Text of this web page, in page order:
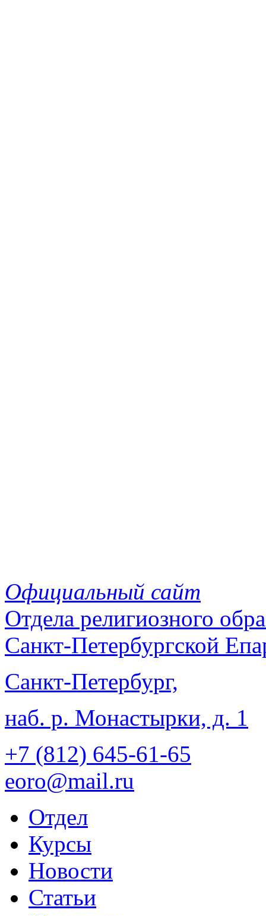
Официальный сайт
Отдела религиозного
Санкт-Петербургской
Санкт-Петербург,
наб. р. Монастырки, д. 1
+7 (812) 645-61-65
eoro@mail.ru
Отдел
Курсы
Новости
Статьи